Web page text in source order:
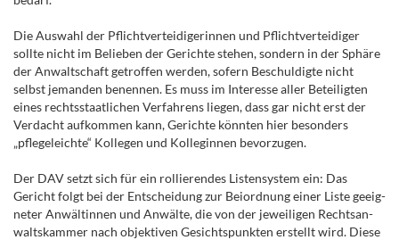
Die Auswahl der Pflicht­ver­tei­di­ge­rinnen und Pflicht­ver­tei­diger
sollte nicht im Belieben der Gerichte stehen, sondern in der Sphäre
der Anwalt­schaft getroffen werden, sofern Beschul­digte nicht
selbst jemanden benennen. Es muss im Interesse aller Betei­ligten
eines rechts­staat­lichen Verfahrens liegen, dass gar nicht erst der
Verdacht aufkommen kann, Gerichte könnten hier besonders
„pflege­leichte“ Kollegen und Kolle­ginnen bevor­zugen.
Der DAV setzt sich für ein rollie­rendes Listen­system ein: Das
Gericht folgt bei der Entscheidung zur Beiordnung einer Liste geeig­
neter Anwältinnen und Anwälte, die von der jewei­ligen Rechts­an­
walts­kammer nach objek­tiven Gesichts­punkten erstellt wird. Diese